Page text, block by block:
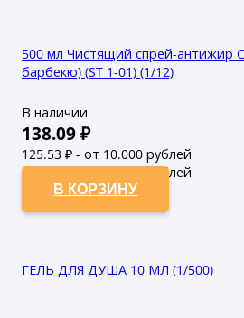
500 мл Чистящий спрей-антижир
барбекю) (ST 1-01) (1/12)
В наличии
138.09₽
125.53 ₽ - от 10.000 рублей
114.12₽ - от 50.000 рублей
В КОРЗИНУ
ГЕЛЬ ДЛЯ ДУША 10 МЛ (1/500)